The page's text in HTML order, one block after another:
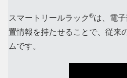
スマートリールラック®は、電
置情報を持たせることで、従来
ムです。